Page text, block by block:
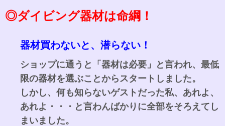
◎ダイビング器材は命綱！
器材買わないと、潜らない！
ショップに通うと「器材は必要」と言われ、最低
限の器材を選ぶことからスタートしました。
しかし、何も知らないゲストだった私、あれよ、
あれよ・・・と言わんばかりに全部をそろえてし
まいました。